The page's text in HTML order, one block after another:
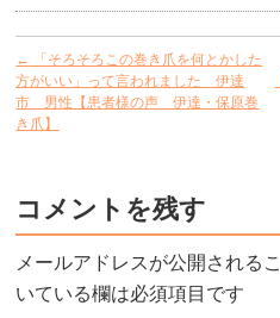
←
「そろそろこの巻き爪を何とかした
方がいい」って言われました 伊達
市 男性【患者様の声 伊達・保原巻
き爪】
コメントを残す
メールアドレスが公開される
いている欄は必須項目です